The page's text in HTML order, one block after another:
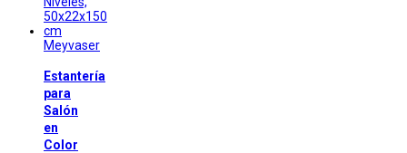
Meyvaser
Estantería
para
Salón
en
Color